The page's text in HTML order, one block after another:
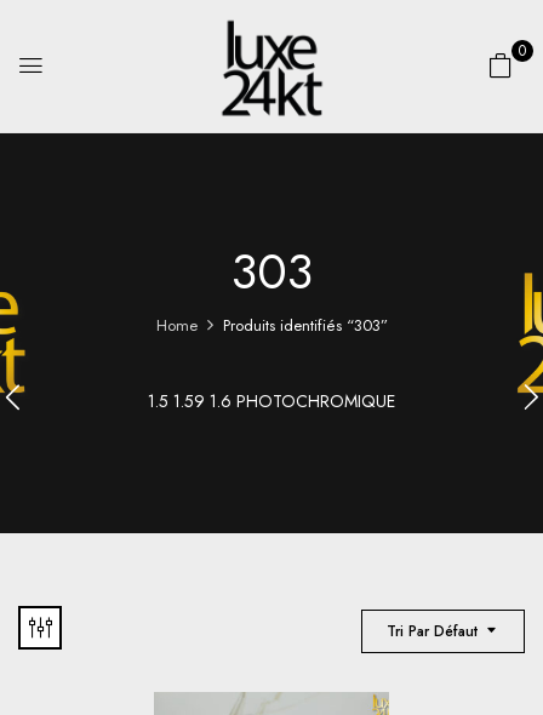
0
303
Home Produits identifiés “303”
1.5 1.59 1.6 PHOTOCHROMIQUE
Tri Par Défaut